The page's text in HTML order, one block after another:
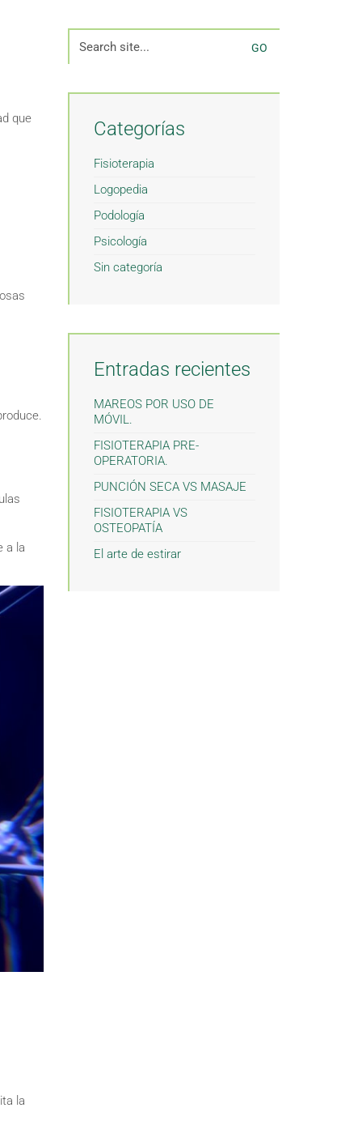
que
a la
la
for:
Categorías
Fisioterapia
Logopedia
Podología
Psicología
Sin categoría
Entradas recientes
MAREOS POR USO DE
MÓVIL.
FISIOTERAPIA PRE-
OPERATORIA.
PUNCIÓN SECA VS MASAJE
FISIOTERAPIA VS
OSTEOPATÍA
El arte de estirar